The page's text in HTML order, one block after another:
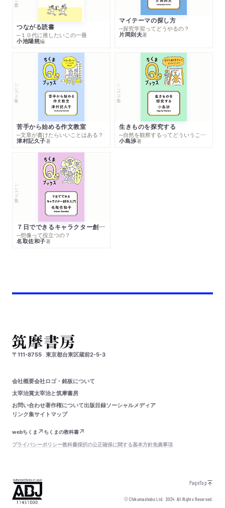
つながる読書
─１０代に推したいこの一冊
小池陽慈編
マイテーマの探し方
─探究学習ってどうやるの？
片岡則夫著
シリーズ・全集
苦手から始める作文教室
─文章が書けたらいいことはある？
津村記久子著
シリーズ・全集
生きものを探究する
─自然を観察するってどういうこと？
小島渉著
シリーズ・全集
７日でできるキャラクター創作入門
─想像って役立つの？
名取佐和子著
〒111-8755 東京都台東区蔵前2-5-3
会社概要会社ロゴ・銘板について
太宰治賞太宰治と筑摩書房
お問い合わせ著作権について出版目録ソーシャルメディア
リンク集サイトマップ
webちくま
ちくまの教科書
プライバシーポリシー教科書採択の公正確保に関する基本方針免責事項
PageTop
© Chikumashobo Ltd.2024 All Rights Reserved.